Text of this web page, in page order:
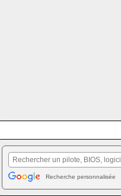
Recherche personnalisée